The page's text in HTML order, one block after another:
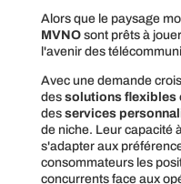
Alors que le paysage
MVNOsont prêts à
l'avenir des
Avec une demande
des solutions flexibles
des services
de niche. Leur capacité
s'adapter aux
consommateurs les
concurrents face aux